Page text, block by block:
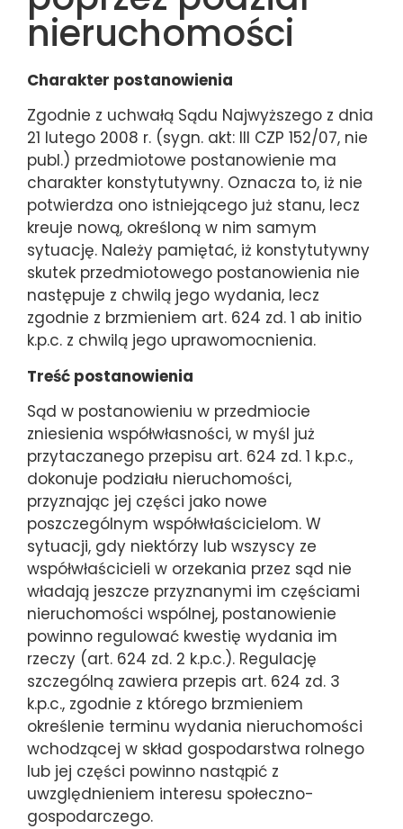
nieruchomości
Charakter postanowienia
Zgodnie z uchwałą Sądu Najwyższego z dnia
21 lutego 2008 r. (sygn. akt: III CZP 152/07, nie
publ.) przedmiotowe postanowienie ma
charakter konstytutywny. Oznacza to, iż nie
potwierdza ono istniejącego już stanu, lecz
kreuje nową, określoną w nim samym
sytuację. Należy pamiętać, iż konstytutywny
skutek przedmiotowego postanowienia nie
następuje z chwilą jego wydania, lecz
zgodnie z brzmieniem art. 624 zd. 1 ab initio
k.p.c. z chwilą jego uprawomocnienia.
Treść postanowienia
Sąd w postanowieniu w przedmiocie
zniesienia współwłasności, w myśl już
przytaczanego przepisu art. 624 zd. 1 k.p.c.,
dokonuje podziału nieruchomości,
przyznając jej części jako nowe
poszczególnym współwłaścicielom. W
sytuacji, gdy niektórzy lub wszyscy ze
współwłaścicieli w orzekania przez sąd nie
władają jeszcze przyznanymi im częściami
nieruchomości wspólnej, postanowienie
powinno regulować kwestię wydania im
rzeczy (art. 624 zd. 2 k.p.c.). Regulację
szczególną zawiera przepis art. 624 zd. 3
k.p.c., zgodnie z którego brzmieniem
określenie terminu wydania nieruchomości
wchodzącej w skład gospodarstwa rolnego
lub jej części powinno nastąpić z
uwzględnieniem interesu społeczno-
gospodarczego.